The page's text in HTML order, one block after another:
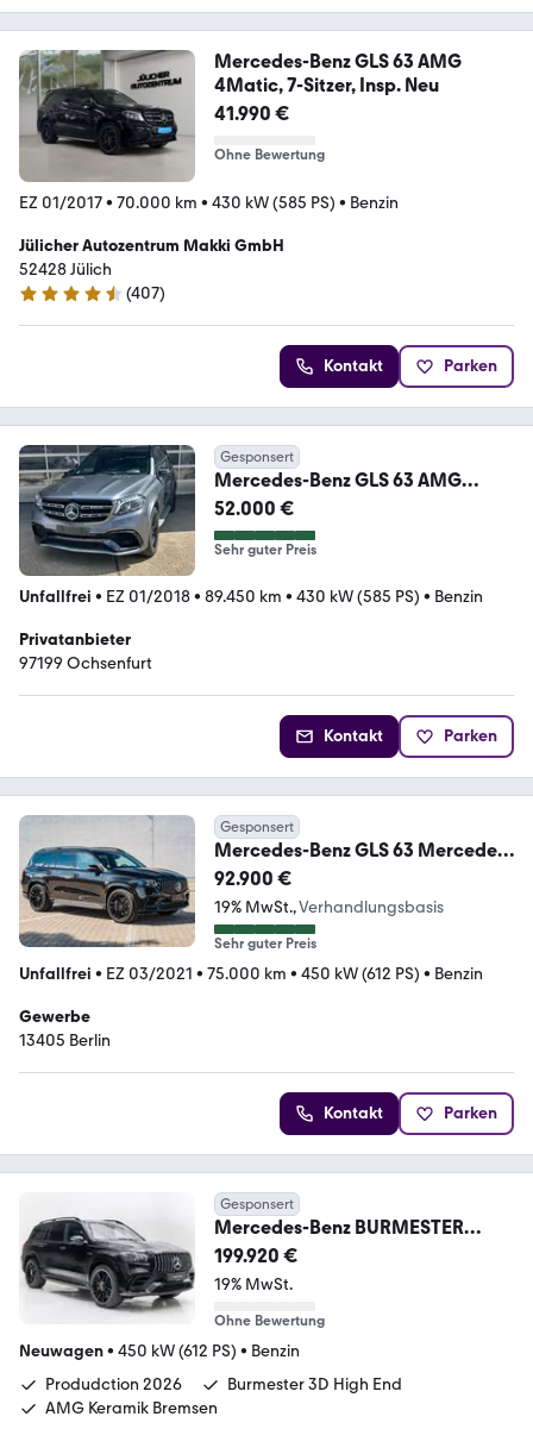
Mercedes-Benz GLS 63 AMG
4Matic, 7-Sitzer, Insp. Neu
41.990 €
Ohne Bewertung
EZ 01/2017• 70.000 km • 430 kW (585 PS) • Benzin
Jülicher Autozentrum Makki GmbH
52428 Jülich
4.4 Sterne
(407)
Kontakt Parken
Gesponsert
Mercedes-Benz GLS 63 AMG
4matic
52.000 €
Sehr guter Preis
Unfallfrei • EZ 01/2018• 89.450 km • 430 kW (585 PS) • Benzin
Privatanbieter
97199 Ochsenfurt
Kontakt Parken
Gesponsert
Mercedes-Benz GLS 63 Mercedes-
AMG GLS 63 4MATIC+ Mercedes-
AMG
92.900 €
19% MwSt. Verhandlungsbasis
Sehr guter Preis
Unfallfrei • EZ 03/2021 • 75.000 km • 450 kW (612 PS) • Benzin
Gewerbe
13405 Berlin
Kontakt Parken
Gesponsert
Mercedes-Benz BURMESTER
3D*Keramik*Ultimate*Carbon*23
"*PD26
199.920 €
19% MwSt.
Ohne Bewertung
Neuwagen• 450 kW (612 PS) • Benzin
Produdction 2026
Burmester 3D High End
AMG Keramik Bremsen